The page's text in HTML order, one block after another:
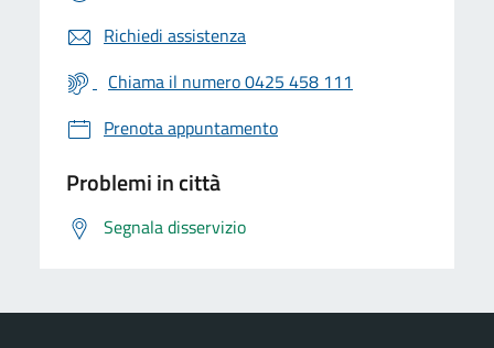
Richiedi assistenza
Chiama il numero 0425 458 111
Prenota appuntamento
Problemi in città
Segnala disservizio